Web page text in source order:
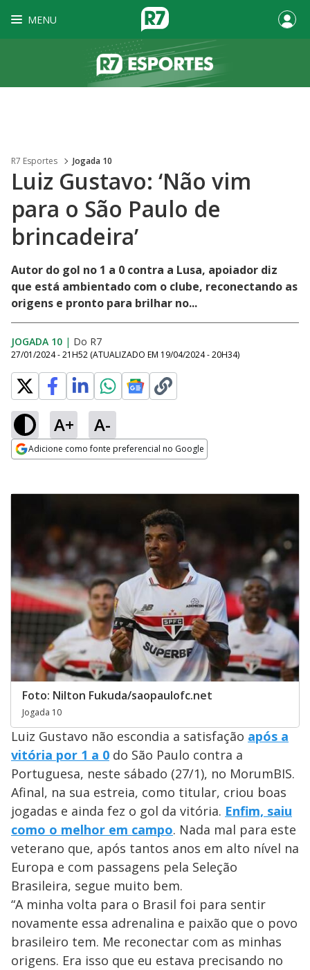
MENU
R7 Esportes Jogada 10
Luiz Gustavo: ‘Não vim
para o São Paulo de
brincadeira’
Autor do gol no 1 a 0 contra a Lusa, apoiador diz
que está ambientado com o clube, reconectando as
origens e pronto para brilhar no...
JOGADA 10 | Do R7
27/01/2024 - 21H52 (ATUALIZADO EM 19/04/2024 - 20H34)
A+ A-
Adicione como fonte preferencial no Google
Foto: Nilton Fukuda/saopaulofc.net
Jogada 10
Luiz Gustavo não escondia a satisfação após a
vitória por 1 a 0 do São Paulo contra a
Portuguesa, neste sábado (27/1), no MorumBIS.
Afinal, na sua estreia, como titular, criou boas
jogadas e ainda fez o gol da vitória. Enfim, saiu
como o melhor em campo. Nada mal para este
veterano que, após tantos anos em alto nível na
Europa e com passagens pela Seleção
Brasileira, segue muito bem.
“A minha volta para o Brasil foi para sentir
novamente essa adrenalina e paixão que o povo
brasileiro tem. Me reconectar com as minhas
origens. Era isso que eu estava precisando no